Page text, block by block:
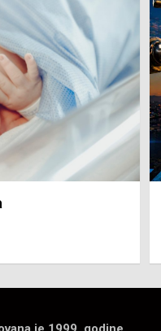
avgust